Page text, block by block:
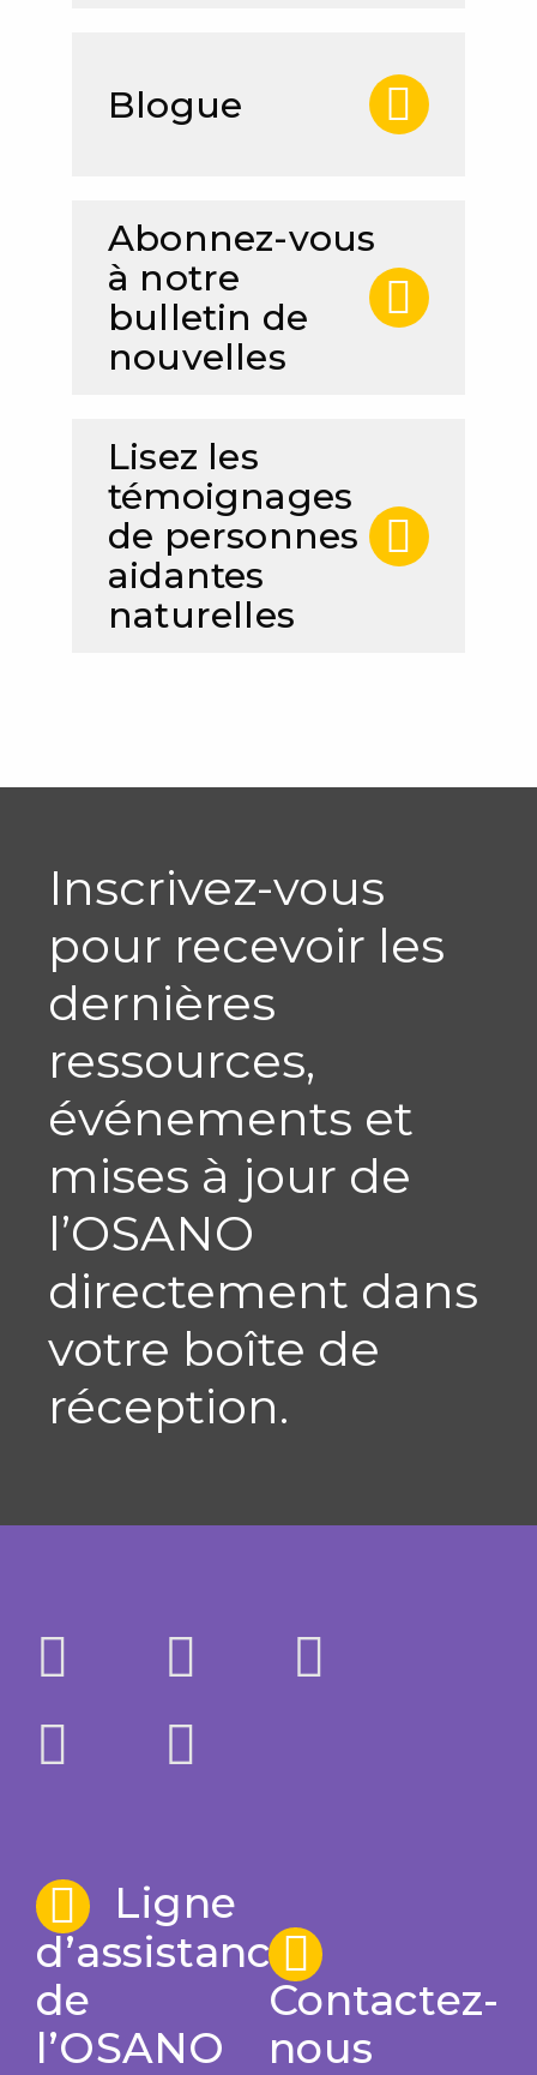
Blogue
Abonnez-vous
à notre
bulletin de
nouvelles
Lisez les
témoignages
de personnes
aidantes
naturelles
Inscrivez-vous
pour recevoir les
dernières
ressources,
événements et
mises à jour de
l’OSANO
directement dans
votre boîte de
réception.
Ligne
d’assistance
de
l’OSANO
Contactez-
nous